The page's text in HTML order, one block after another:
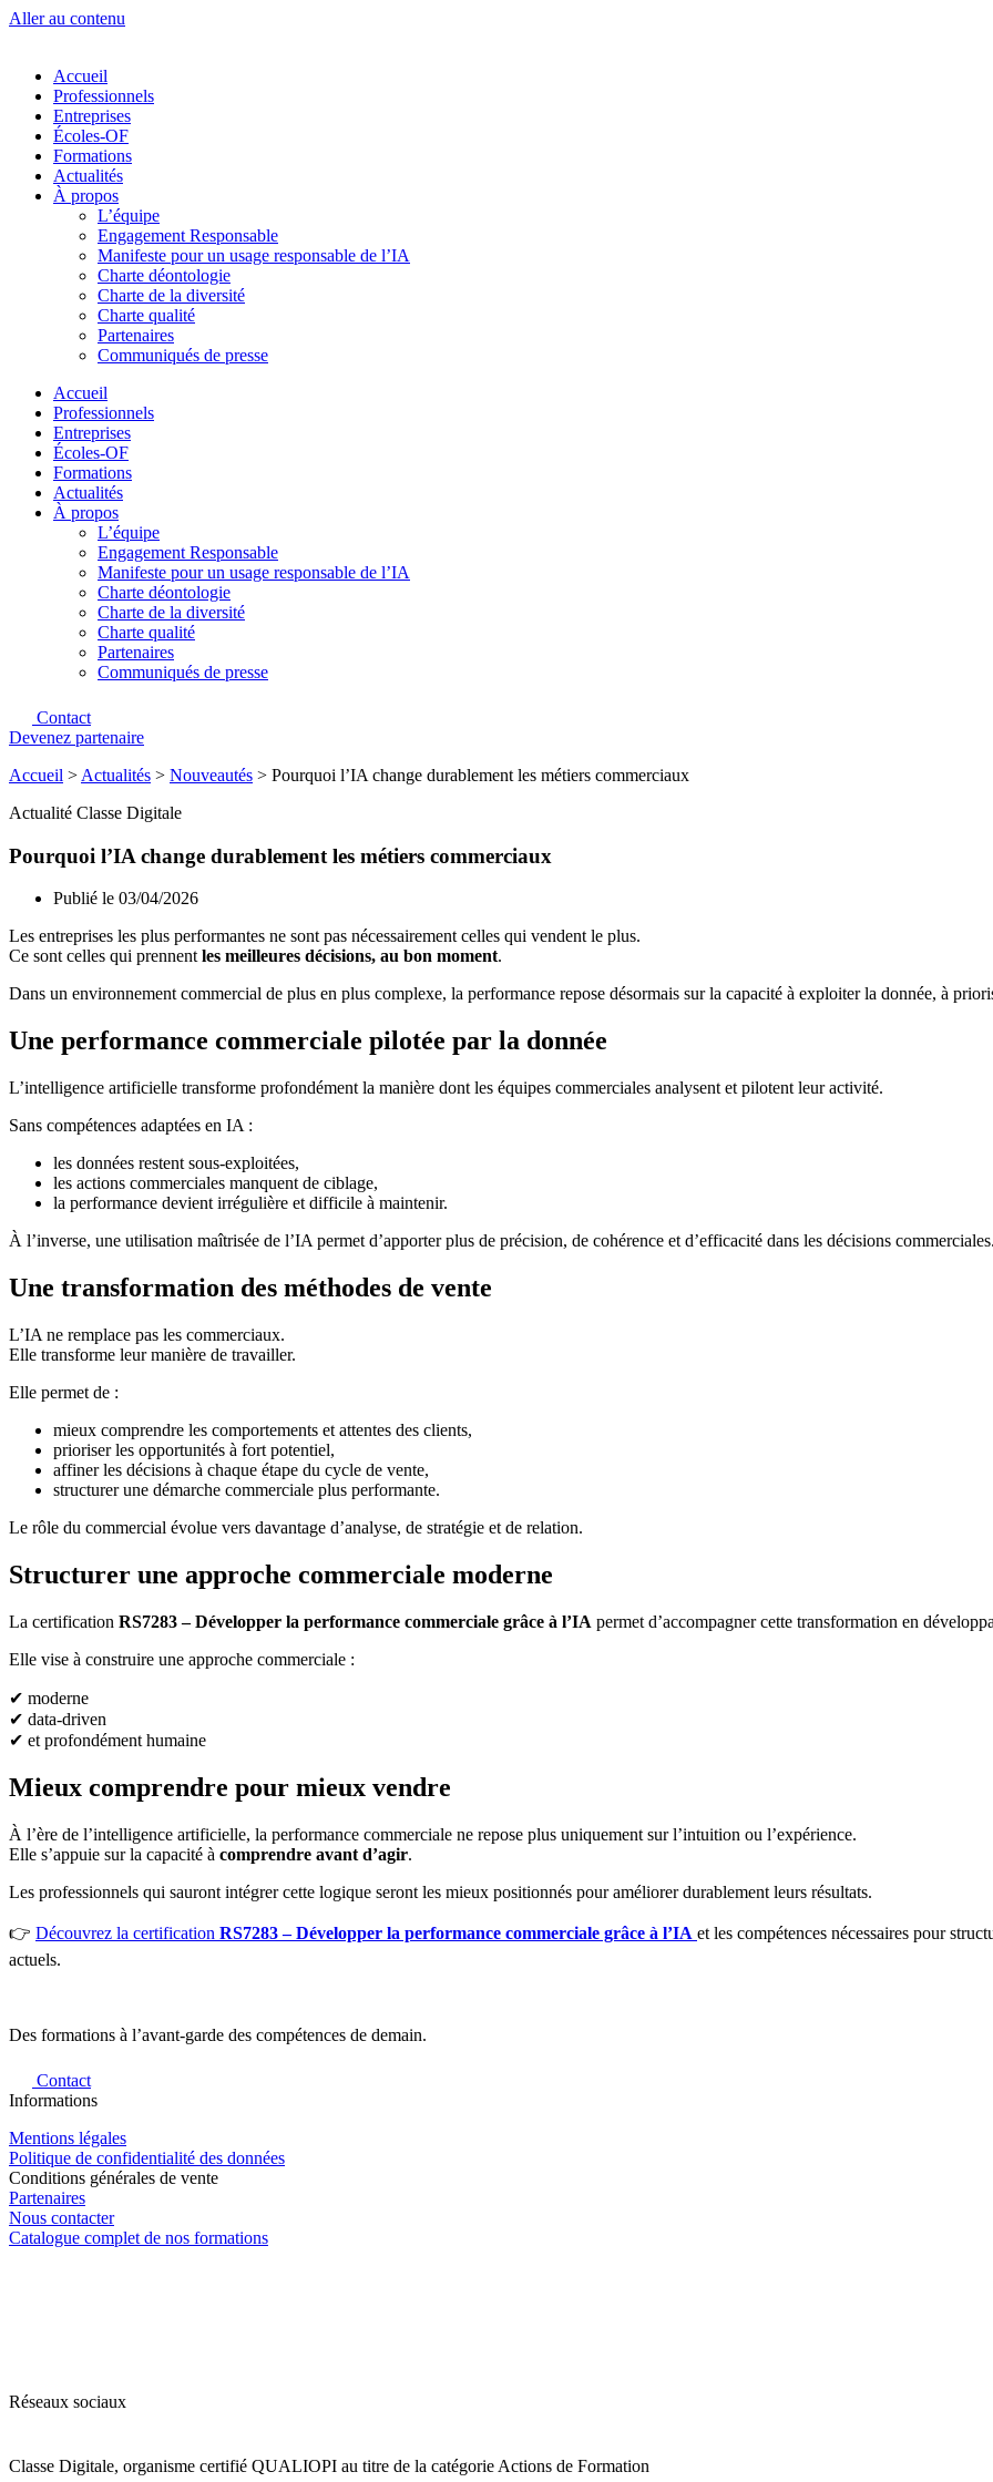
Aller au contenu
Accueil
Professionnels
Entreprises
Écoles-OF
Formations
Actualités
À propos
L’équipe
Engagement Responsable
Manifeste pour un usage responsable de l’IA
Charte déontologie
Charte de la diversité
Charte qualité
Partenaires
Communiqués de presse
Accueil
Professionnels
Entreprises
Écoles-OF
Formations
Actualités
À propos
L’équipe
Engagement Responsable
Manifeste pour un usage responsable de l’IA
Charte déontologie
Charte de la diversité
Charte qualité
Partenaires
Communiqués de presse
Contact
Devenez partenaire
Accueil > Actualités > Nouveautés > Pourquoi l’IA change durablement les métiers commerciaux
Actualité Classe Digitale
Pourquoi l’IA change durablement les métiers commerciaux
Publié le 03/04/2026
Les entreprises les plus performantes ne sont pas nécessairement celles qui vendent le plus.
Ce sont celles qui prennentles meilleures décisions, au bon moment.
Dans un environnement commercial de plus en plus complexe, la performance repose désormais sur la capacité à exploiter la donnée, à
Une performance commerciale pilotée par la donnée
L’intelligence artificielle transforme profondément la manière dont les équipes commerciales analysent et pilotent leur activité.
Sans compétences adaptées en IA :
les données restent sous-exploitées,
les actions commerciales manquent de ciblage,
la performance devient irrégulière et difficile à maintenir.
À l’inverse, une utilisation maîtrisée de l’IA permet d’apporter plus de précision, de cohérence et d’efficacité dans les décisions commerciales.
Une transformation des méthodes de vente
L’IA ne remplace pas les commerciaux.
Elle transforme leur manière de travailler.
Elle permet de :
mieux comprendre les comportements et attentes des clients,
prioriser les opportunités à fort potentiel,
affiner les décisions à chaque étape du cycle de vente,
structurer une démarche commerciale plus performante.
Le rôle du commercial évolue vers davantage d’analyse, de stratégie et de relation.
Structurer une approche commerciale moderne
La certification RS7283 – Développer la performance commerciale grâce à l’IA permet d’accompagner cette transformation en
Elle vise à construire une approche commerciale :
✔ moderne
✔ data-driven
✔ et profondément humaine
Mieux comprendre pour mieux vendre
À l’ère de l’intelligence artificielle, la performance commerciale ne repose plus uniquement sur l’intuition ou l’expérience.
Elle s’appuie sur la capacité à comprendre avant d’agir.
Les professionnels qui sauront intégrer cette logique seront les mieux positionnés pour améliorer durablement leurs résultats.
👉 Découvrez la certification RS7283 – Développer la performance commerciale grâce à l’IA et les compétences nécessaires pour
actuels.
Des formations à l’avant-garde des compétences de demain.
Contact
Informations
Mentions légales
Politique de confidentialité des données
Conditions générales de vente
Partenaires
Nous contacter
Catalogue complet de nos formations
Réseaux sociaux
Classe Digitale, organisme certifié QUALIOPI au titre de la catégorie Actions de Formation